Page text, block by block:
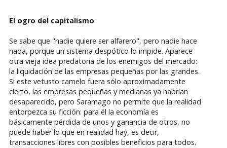
El ogro del capitalismo
Se sabe que "nadie quiere ser alfarero", pero nadie hace
nada, porque un sistema despótico lo impide. Aparece
otra vieja idea predatoria de los enemigos del mercado:
la liquidación de las empresas pequeñas por las grandes.
Si este vetusto camelo fuera sólo aproximadamente
cierto, las empresas pequeñas y medianas ya habrían
desaparecido, pero Saramago no permite que la realidad
entorpezca su ficción: para él la economía es
básicamente pérdida de unos y ganancia de otros, no
puede haber lo que en realidad hay, es decir,
transacciones libres con posibles beneficios para todos.